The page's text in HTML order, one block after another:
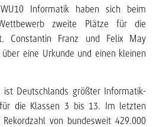
Informatik haben sich beim
Wettbewerb zweite Plätze für die
Constantin Franz und Felix May
eine Urkunde und einen kleinen
ist Deutschlands größter Informatik-
die Klassen 3 bis 13. Im letzten
von bundesweit 429.000